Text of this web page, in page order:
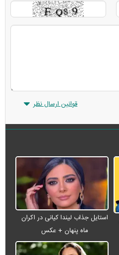
قوانین ارسال نظر
استایل جذاب لیندا کیانی در اکران
ماه پنهان + عکس